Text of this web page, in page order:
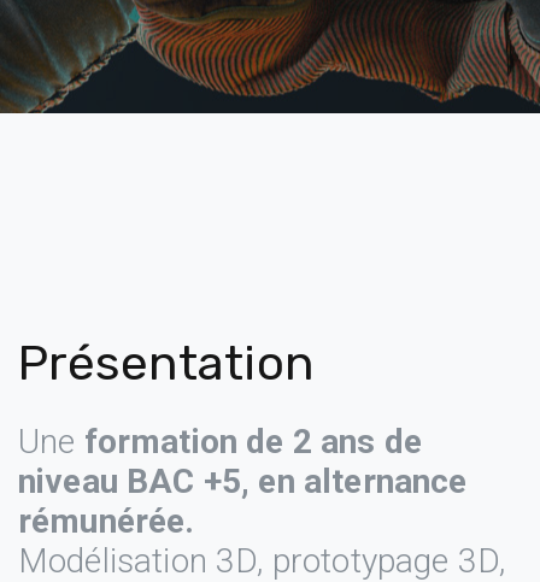
Présentation
Une formation de 2 ans de
niveau BAC +5, en alternance
rémunérée.
Modélisation 3D, prototypage 3D,